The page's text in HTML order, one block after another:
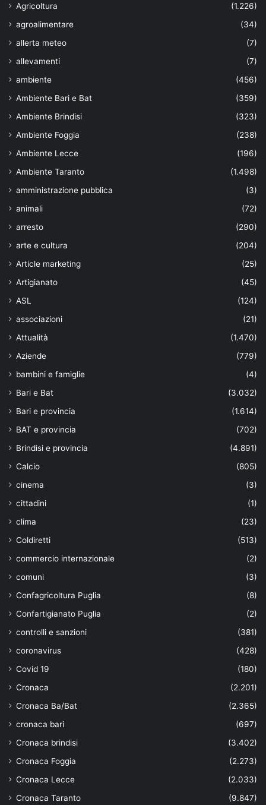
Agricoltura
(1.226)
agroalimentare
(34)
allerta meteo
(7)
allevamenti
(7)
ambiente
(456)
Ambiente Bari e Bat
(359)
Ambiente Brindisi
(323)
Ambiente Foggia
(238)
Ambiente Lecce
(196)
Ambiente Taranto
(1.498)
amministrazione pubblica
(3)
animali
(72)
arresto
(290)
arte e cultura
(204)
Article marketing
(25)
Artigianato
(45)
ASL
(124)
associazioni
(21)
Attualità
(1.470)
Aziende
(779)
bambini e famiglie
(4)
Bari e Bat
(3.032)
Bari e provincia
(1.614)
BAT e provincia
(702)
Brindisi e provincia
(4.891)
Calcio
(805)
cinema
(3)
cittadini
(1)
clima
(23)
Coldiretti
(513)
commercio internazionale
(2)
comuni
(3)
Confagricoltura Puglia
(8)
Confartigianato Puglia
(2)
controlli e sanzioni
(381)
coronavirus
(428)
Covid 19
(180)
Cronaca
(2.201)
Cronaca Ba/Bat
(2.365)
cronaca bari
(697)
Cronaca brindisi
(3.402)
Cronaca Foggia
(2.273)
Cronaca Lecce
(2.033)
Cronaca Taranto
(9.847)